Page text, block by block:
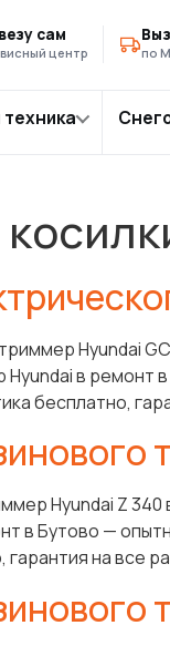
сам
центр по
Hyundai
в ремонт
бесплатно,
Hyundai Z
в Бутово —
гарантия на все